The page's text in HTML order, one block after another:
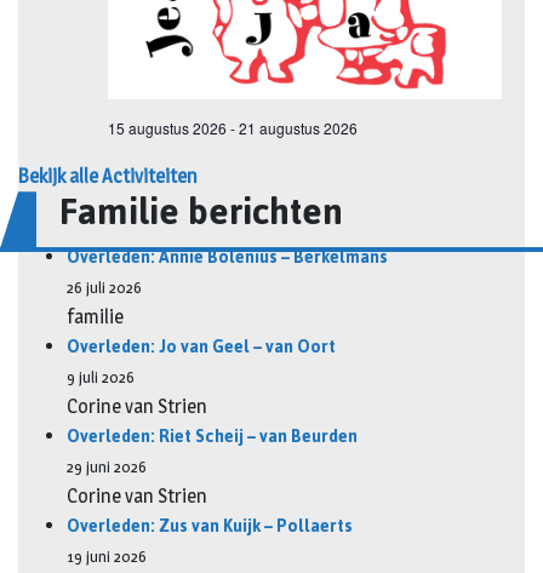
Bekijk alle Activiteiten
Familie berichten
Overleden: Annie Bolenius – Berkelmans
26 juli 2026
familie
Overleden: Jo van Geel – van Oort
9 juli 2026
Corine van Strien
Overleden: Riet Scheij – van Beurden
29 juni 2026
Corine van Strien
Overleden: Zus van Kuijk – Pollaerts
19 juni 2026